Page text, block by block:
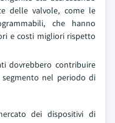
delle valvole, come le
che hanno
e costi migliori rispetto
dovrebbero contribuire
segmento nel periodo di
dei dispositivi di